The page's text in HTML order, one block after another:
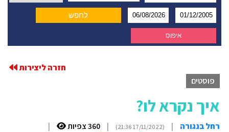
חזרה ליצירות
פוסטים
איך נקרא לו?
רחל בנגורה |
(17/11/2022 21:36)
| 360 צפיות
|